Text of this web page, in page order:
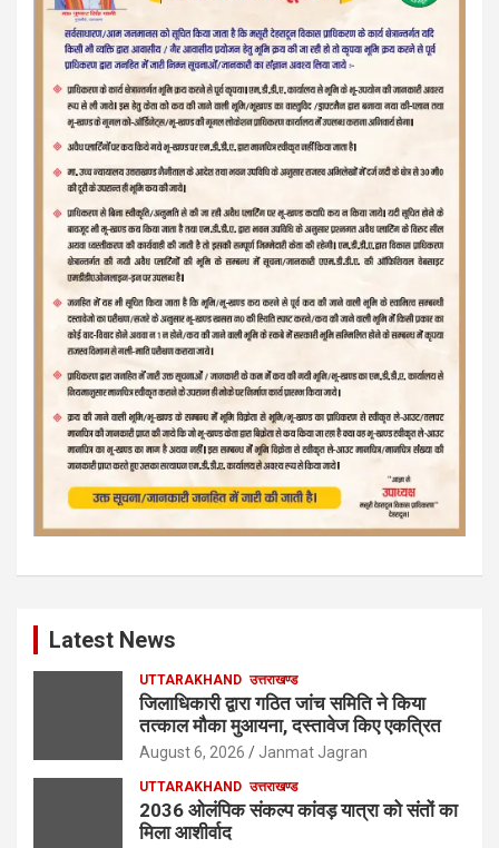
Latest News
UTTARAKHAND उत्तराखण्ड
जिलाधिकारी द्वारा गठित जांच समिति ने किया
तत्काल मौका मुआयना, दस्तावेज किए एकत्रित
August 6, 2026 Janmat Jagran
UTTARAKHAND उत्तराखण्ड
2036 ओलंपिक संकल्प कांवड़ यात्रा को संतों का
मिला आशीर्वाद